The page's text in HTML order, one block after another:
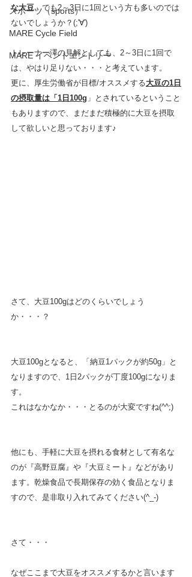
スポーツ（sports）
MARE Cycle Field
MARE イベントエントリー
な大豆」でも2～3日に1回という方も多いのでは
ないでしょうか？(;'∀')
トレーナー澤の見解としても、2～3日に1回で
は、やはり足りない・・・と考えています。
更に、厚生労働省が目標/オススメする大豆の1日
の摂取量は「1日100g 」とされているということ
もありますので、まだまだ積極的に大豆を摂取
して欲しいと思っております♪
さて、大豆100gはどのくらいでしょう
か・・・？
大豆100gとなると、「納豆1パックが約50g」と
なりますので、1日2パックが丁度100gになりま
す。
これはなかなか・・・とるのが大変ですね(^^;)
他にも、手軽に大豆を摂れる食材として有名な
のが『高野豆腐』や『大豆ミート』などがあり
ます。乾燥食品で長期保存の効く食品となりま
すので、是非取り入れてみてください(^_-)
さて・・・
なぜここまで大豆をオススメするかと言います